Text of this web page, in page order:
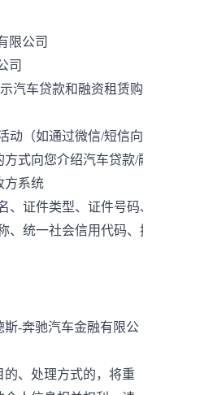
限公司
司
汽车贷款和融资租赁购车方案，并
动（如通过微信/短信向您推送汽车
式向您介绍汽车贷款/融资租赁产
方系统
、证件类型、证件号码、手机号码
、统一社会信用代码、授权人信息
斯-奔驰汽车金融有限公
、处理方式的，将重